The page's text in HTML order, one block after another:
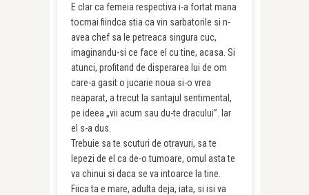
E clar ca femeia respectiva i-a fortat mana
tocmai fiindca stia ca vin sarbatorile si n-
avea chef sa le petreaca singura cuc,
imaginandu-si ce face el cu tine, acasa. Si
atunci, profitand de disperarea lui de om
care-a gasit o jucarie noua si-o vrea
neaparat, a trecut la santajul sentimental,
pe ideea „vii acum sau du-te dracului”. Iar
el s-a dus.
Trebuie sa te scuturi de otravuri, sa te
lepezi de el ca de-o tumoare, omul asta te
va chinui si daca se va intoarce la tine.
Fiica ta e mare, adulta deja, iata, si isi va